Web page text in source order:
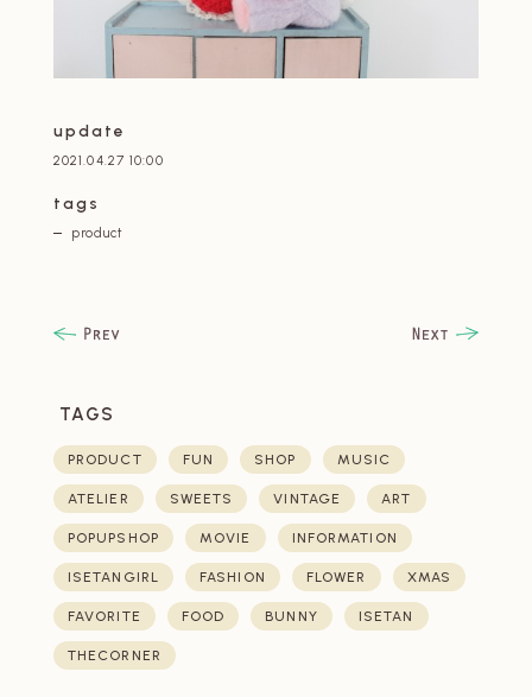
update
2021.04.27 10:00
tags
product
TAGS
PRODUCT FUN SHOP MUSIC
ATELIER SWEETS VINTAGE ART
POPUPSHOP MOVIE INFORMATION
ISETANGIRL FASHION FLOWER XMAS
FAVORITE FOOD BUNNY ISETAN
THECORNER